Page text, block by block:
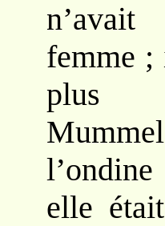
femme
elle